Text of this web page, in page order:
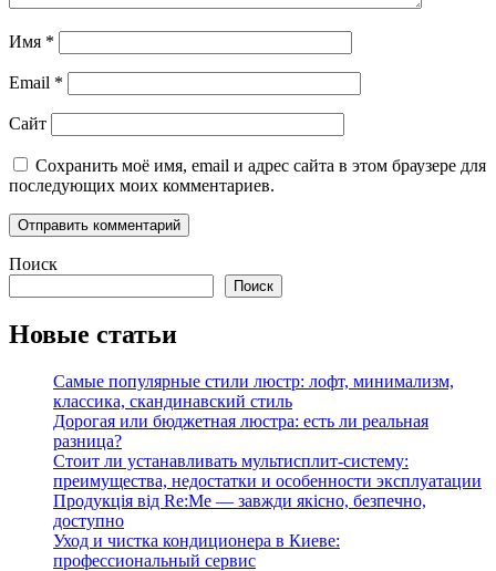
Имя *
Email *
Сайт
Сохранить моё имя, email и адрес сайта в этом браузере для
последующих моих комментариев.
Поиск
Поиск
Новые статьи
Самые популярные стили люстр: лофт, минимализм,
классика, скандинавский стиль
Дорогая или бюджетная люстра: есть ли реальная
разница?
Стоит ли устанавливать мультисплит-систему:
преимущества, недостатки и особенности эксплуатации
Продукція від Re:Me — завжди якісно, безпечно,
доступно
Уход и чистка кондиционера в Киеве:
профессиональный сервис